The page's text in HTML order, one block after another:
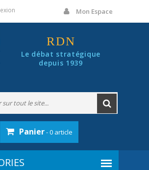
Mon Espace
RDN
Le débat stratégique
depuis 1939
Panier- 0 article